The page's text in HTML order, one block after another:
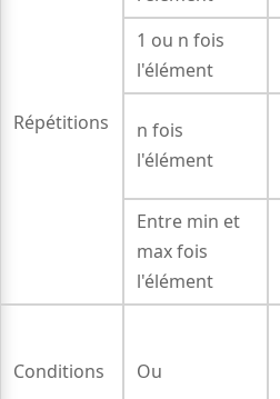
Répétitions
1 ou n fois
l'élément
n fois
l'élément
Entre min et
max fois
l'élément
Conditions Ou